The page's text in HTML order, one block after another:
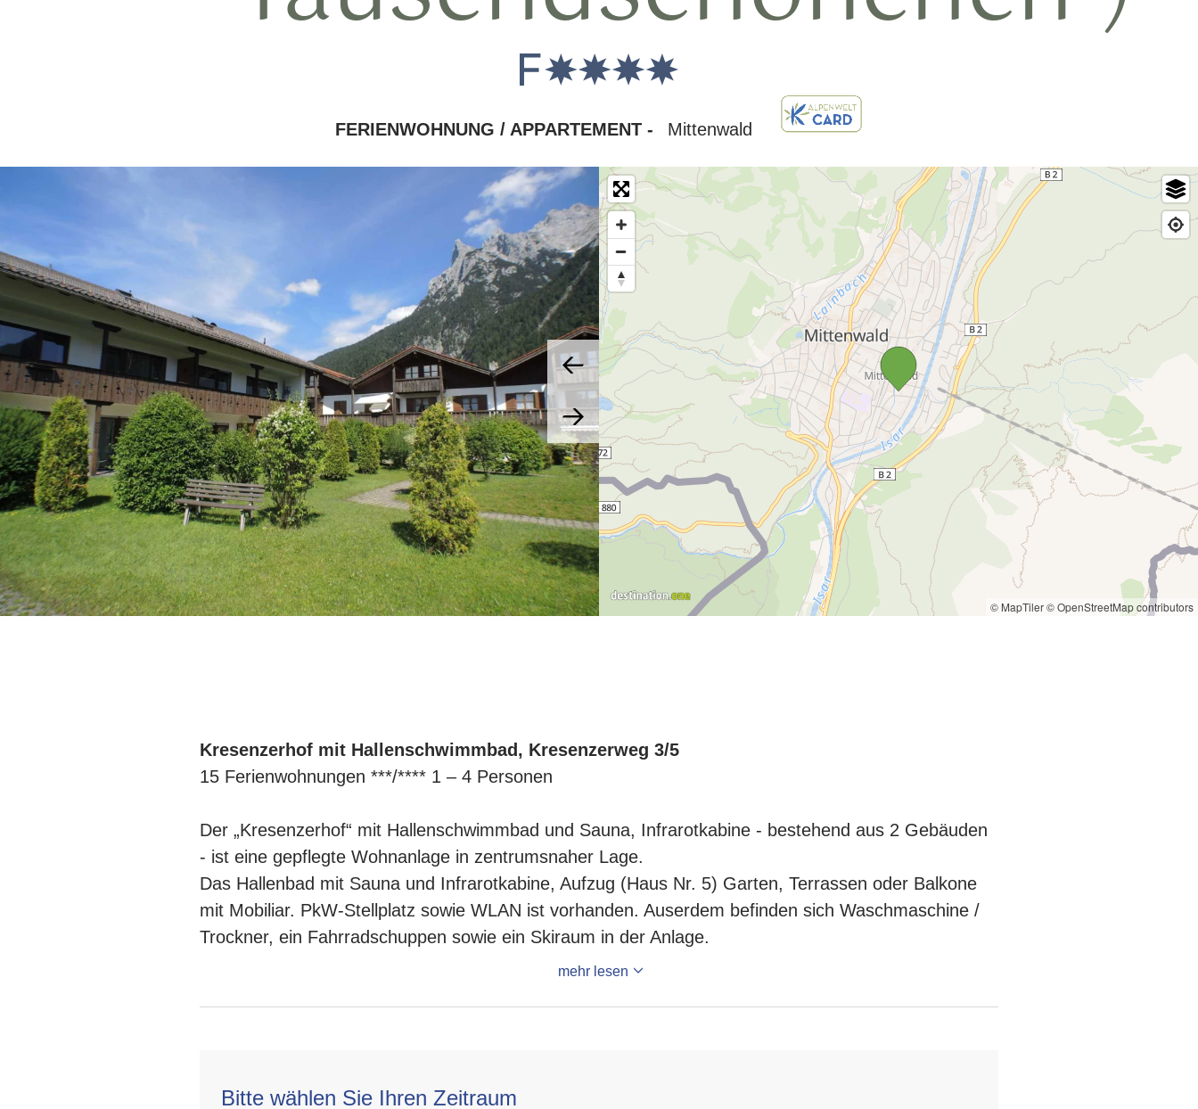
FERIENWOHNUNG / APPARTEMENT - Mittenwald
© MapTiler© OpenStreetMap contributors
Kresenzerhof mit Hallenschwimmbad, Kresenzerweg 3/5
15 Ferienwohnungen ***/**** 1 – 4 Personen
Der „Kresenzerhof“ mit Hallenschwimmbad und Sauna, Infrarotkabine - bestehend aus 2 Gebäuden
- ist eine gepflegte Wohnanlage in zentrumsnaher Lage.
Das Hallenbad mit Sauna und Infrarotkabine, Aufzug (Haus Nr. 5) Garten, Terrassen oder Balkone
mit Mobiliar. PkW-Stellplatz sowie WLAN ist vorhanden. Auserdem befinden sich Waschmaschine /
Trockner, ein Fahrradschuppen sowie ein Skiraum in der Anlage.
mehr lesen
Bitte wählen Sie Ihren Zeitraum